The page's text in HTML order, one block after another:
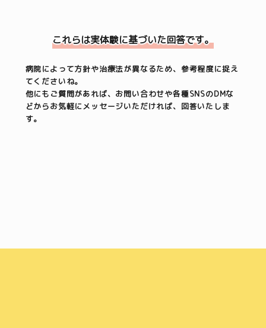
これらは実体験に基づいた回答です。
病院によって方針や治療法が異なるため、参考程度に捉え
てくださいね。
他にもご質問があれば、お問い合わせや各種SNSのDMな
どからお気軽にメッセージいただければ、回答いたしま
す。